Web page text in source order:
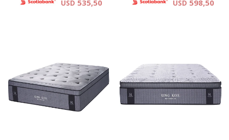
USD 535,50 USD 598,50
El modelo Virginia el
producto de mayor altura de
la línea Reserve Luxury de
King Koil. Desde el primer
contacto su excepcional
tejido de punto ofrece un
elevado toque de suavidad.
Pillow, redefine el descanso.
Su tejido de punto
proporciona una suavidad
inigualable, y su innovador
pillow top, conformado por
espuma viscoelástica, ofrece